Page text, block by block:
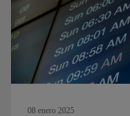
08 enero 2025